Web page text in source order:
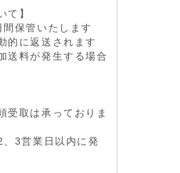
て】
間保管いたします
的に返送されます
送料が発生する場合
受取は承っておりま
3営業日以内に発